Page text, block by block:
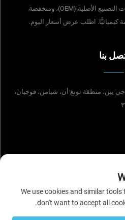
الأيزو، وتدعمها شركات التصنيع الأصلية (OEM)، ومنخفضة
كيميائيًّا. اطلب عرض أسعار اليوم.
بنا
رقم ٣٦٨، طريق جي يين، منطقة تونغ أن، شيامن، فوجيان،
© ٢٠٢٦ تيسل سيل تك (شيامن) المحدودة. جميع الحقوق
We use cookies and similar
don't want to accept all